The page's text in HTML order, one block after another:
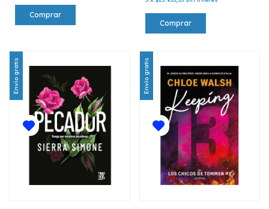
Envío gratis Envío gratis